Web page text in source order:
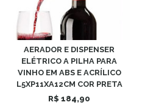
AERADOR E DISPENSER
ELÉTRICO A PILHA PARA
VINHO EM ABS E ACRÍLICO
L5XP11XA12CM COR PRETA
R$ 184,90